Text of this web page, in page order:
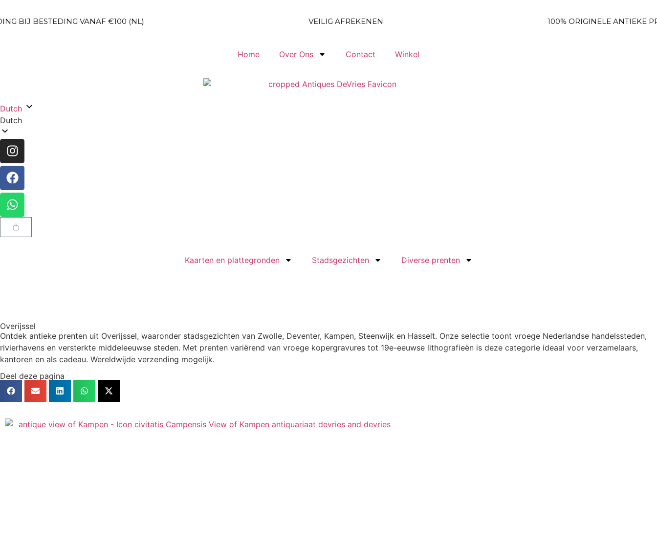
BESTEDING VANAF €100 (NL) VEILIG AFREKENEN 100% ORIGINELE ANTIEKE
Home Over Ons Contact Winkel
Dutch
Dutch
Kaarten en plattegronden Stadsgezichten Diverse prenten
Overijssel
Ontdek antieke prenten uit Overijssel, waaronder stadsgezichten van Zwolle, Deventer, Kampen, Steenwijk en Hasselt. Onze selectie toont vroege Nederlandse handelssteden,
rivierhavens en versterkte middeleeuwse steden. Met prenten variërend van vroege kopergravures tot 19e-eeuwse lithografieën is deze categorie ideaal voor verzamelaars,
kantoren en als cadeau. Wereldwijde verzending mogelijk.
Deel deze pagina